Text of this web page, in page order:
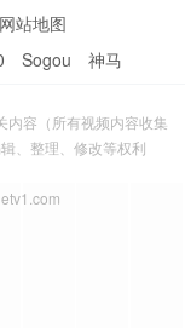
网站地图
Sogou 神马
内容（所有视频内容收集
、整理、修改等权利